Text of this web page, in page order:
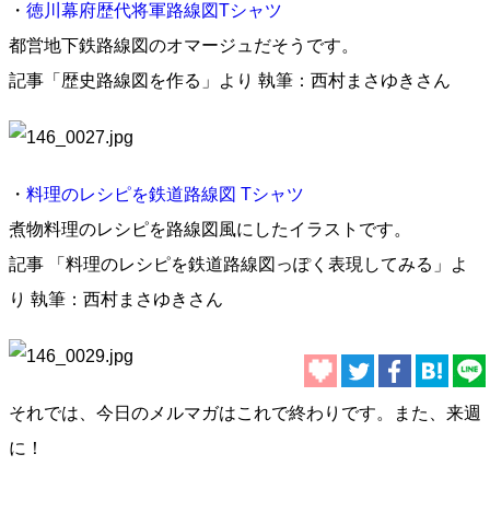
・ 徳川幕府歴代将軍路線図Tシャツ
都営地下鉄路線図のオマージュだそうです。
記事「歴史路線図を作る」より 執筆：西村まさゆきさん
・ 料理のレシピを鉄道路線図 Tシャツ
煮物料理のレシピを路線図風にしたイラストです。
記事 「料理のレシピを鉄道路線図っぽく表現してみる」よ
り 執筆：西村まさゆきさん
それでは、今日のメルマガはこれで終わりです。また、来週
に！